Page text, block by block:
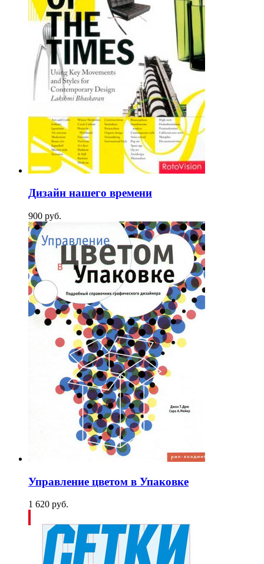
Дизайн нашего времени
900 pуб.
Управление цветом в Упаковке
1 620 pуб.